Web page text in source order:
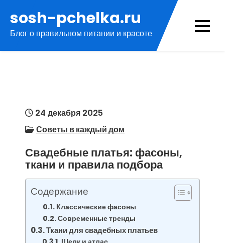
содержимому
sosh-pchelka.ru
Блог о правильном питании и красоте
24 декабря 2025
Советы в каждый дом
Свадебные платья: фасоны,
ткани и правила подбора
Содержание
Классические фасоны
Современные тренды
Ткани для свадебных платьев